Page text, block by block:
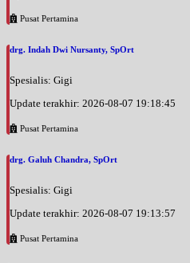
Pusat Pertamina
drg. Indah Dwi Nursanty, SpOrt
Spesialis: Gigi
Update terakhir: 2026-08-07 19:18:45
Pusat Pertamina
drg. Galuh Chandra, SpOrt
Spesialis: Gigi
Update terakhir: 2026-08-07 19:13:57
Pusat Pertamina